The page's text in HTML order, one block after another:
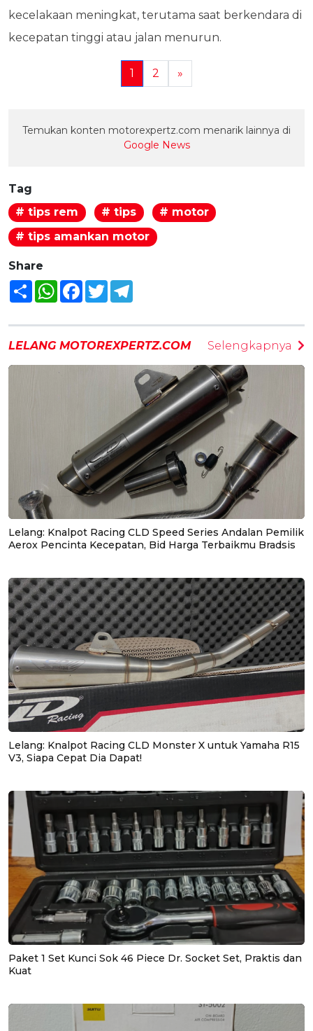
kecelakaan meningkat, terutama saat berkendara di
kecepatan tinggi atau jalan menurun.
1 2 »
Temukan konten motorexpertz.com menarik lainnya di
Google News
Tag
# tips rem
# tips
# motor
# tips amankan motor
Share
Share WhatsAppFacebook
Twitter
LELANG MOTOREXPERTZ.COM Selengkapnya
Lelang: Knalpot Racing CLD Speed Series Andalan Pemilik
Aerox Pencinta Kecepatan, Bid Harga Terbaikmu Bradsis
Lelang: Knalpot Racing CLD Monster X untuk Yamaha R15
V3, Siapa Cepat Dia Dapat!
Paket 1 Set Kunci Sok 46 Piece Dr. Socket Set, Praktis dan
Kuat